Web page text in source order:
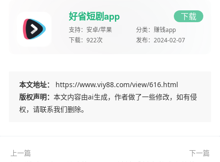
好省短剧app 下载
支持： 安卓/苹果 分类： 赚钱app
下载： 922次 发布： 2024-02-07
本文地址：
https://www.viy88.com/view/616.html
版权声明： 本文内容由ai生成，作者做了一些修改，如有侵
权，请联系我们删除。
上一篇 下一篇